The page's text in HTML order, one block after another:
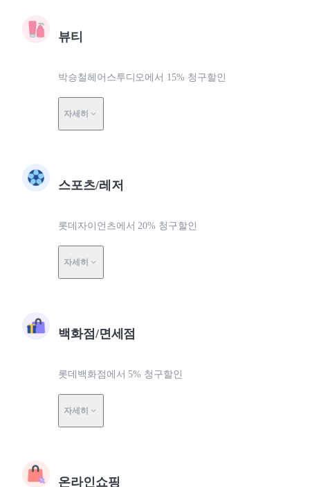
뷰티
박승철헤어스투디오에서 15% 청구할인
자세히
스포츠/레저
롯데자이언츠에서 20% 청구할인
자세히
백화점/면세점
롯데백화점에서 5% 청구할인
자세히
온라인쇼핑